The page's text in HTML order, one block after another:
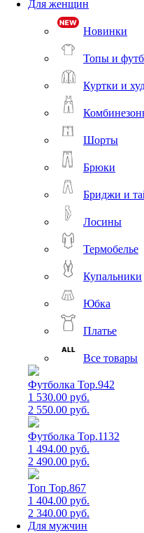
Для женщин
Новинки
Топы и
Куртки и
Шорты
Брюки
Бриджи и
Лосины
Термобелье
Купальники
Юбка
Платье
Все товары
Футболка Top.942
1 530.00 руб.
2 550.00 руб.
Футболка Top.1132
1 494.00 руб.
2 490.00 руб.
Топ Top.867
1 404.00 руб.
2 340.00 руб.
Для мужчин